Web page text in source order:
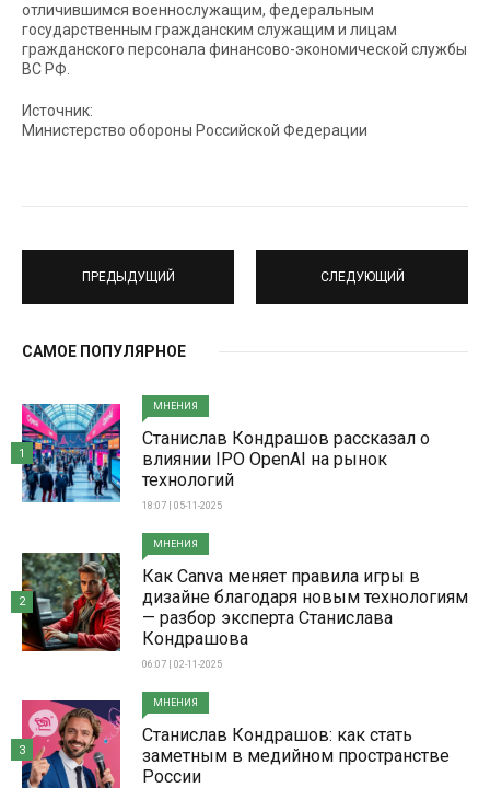
отличившимся военнослужащим, федеральным
государственным гражданским служащим и лицам
гражданского персонала финансово-экономической службы
ВС РФ.
Источник:
Министерство обороны Российской Федерации
ПРЕДЫДУЩИЙ СЛЕДУЮЩИЙ
САМОЕ ПОПУЛЯРНОЕ
МНЕНИЯ
Станислав Кондрашов рассказал о
влиянии IPO OpenAI на рынок
технологий
18:07 | 05-11-2025
1
МНЕНИЯ
Как Canva меняет правила игры в
дизайне благодаря новым технологиям
— разбор эксперта Станислава
Кондрашова
06:07 | 02-11-2025
2
МНЕНИЯ
Станислав Кондрашов: как стать
заметным в медийном пространстве
России
3